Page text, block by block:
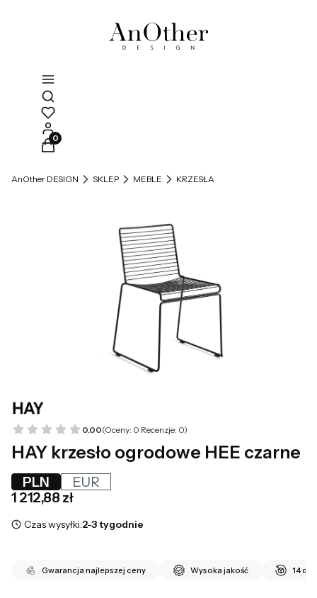
Otwórz wyszukiwarkę
Produkty w koszyku: 0. Zobacz szczegóły
AnOther DESIGN SKLEP MEBLE KRZESŁA
0.00(Oceny: 0 Recenzje: 0)
HAY krzesło ogrodowe HEE czarne
PLN
EUR
Cena
1 212,88 zł
Czas wysyłki:2-3 tygodnie
Gwarancja najlepszej ceny Wysoka jakość 14 dni